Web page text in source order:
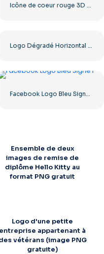
Ensemble de deux
images de remise de
diplôme Hello Kitty au
format PNG gratuit
Logo d'une petite
entreprise appartenant à
vétérans (image PNG
gratuite)